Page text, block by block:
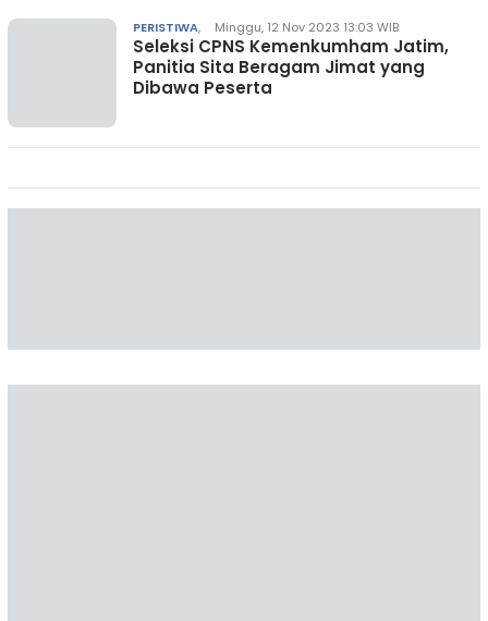
PERISTIWA, Minggu, 12 Nov 2023 13:03 WIB
Seleksi CPNS Kemenkumham Jatim,
Panitia Sita Beragam Jimat yang
Dibawa Peserta